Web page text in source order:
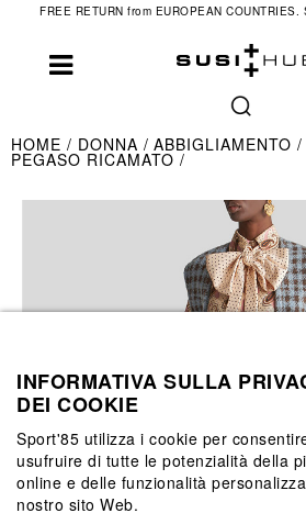
FREE RETURN from EUROPEAN
HOME DONNA ABBIGLIAMENTO
PEGASO RICAMATO
INFORMATIVA SULLA
DEI COOKIE
Sport'85 utilizza i cookie per
usufruire di tutte le potenzialità della
online e delle funzionalità
nostro sito Web.